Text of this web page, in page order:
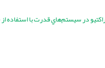
در سيستم‌هاي قدرت با